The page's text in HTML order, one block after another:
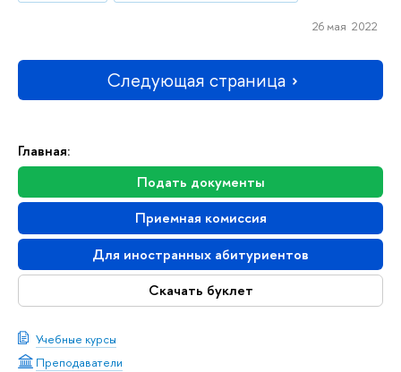
Главная:
Подать документы
Приемная комиссия
Для иностранных абитуриентов
Скачать буклет
Учебные курсы
Преподаватели
26 мая 2022
Следующая страница